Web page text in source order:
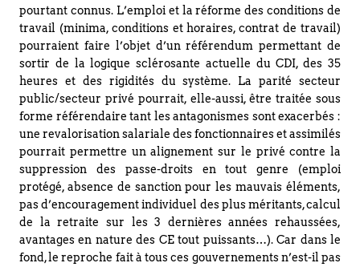
pourtant connus. L’emploi et la réforme des conditions de
travail (minima, conditions et horaires, contrat de travail)
pourraient faire l’objet d’un référendum permettant de
sortir de la logique sclérosante actuelle du CDI, des 35
heures et des rigidités du système. La parité secteur
public/secteur privé pourrait, elle-aussi, être traitée sous
forme référendaire tant les antagonismes sont exacerbés :
une revalorisation salariale des fonctionnaires et assimilés
pourrait permettre un alignement sur le privé contre la
suppression des passe-droits en tout genre (emploi
protégé, absence de sanction pour les mauvais éléments,
pas d’encouragement individuel des plus méritants, calcul
de la retraite sur les 3 dernières années rehaussées,
avantages en nature des CE tout puissants…). Car dans le
fond, le reproche fait à tous ces gouvernements n’est-il pas